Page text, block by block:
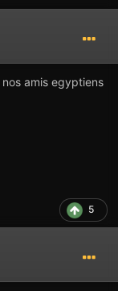
amis egyptiens
5